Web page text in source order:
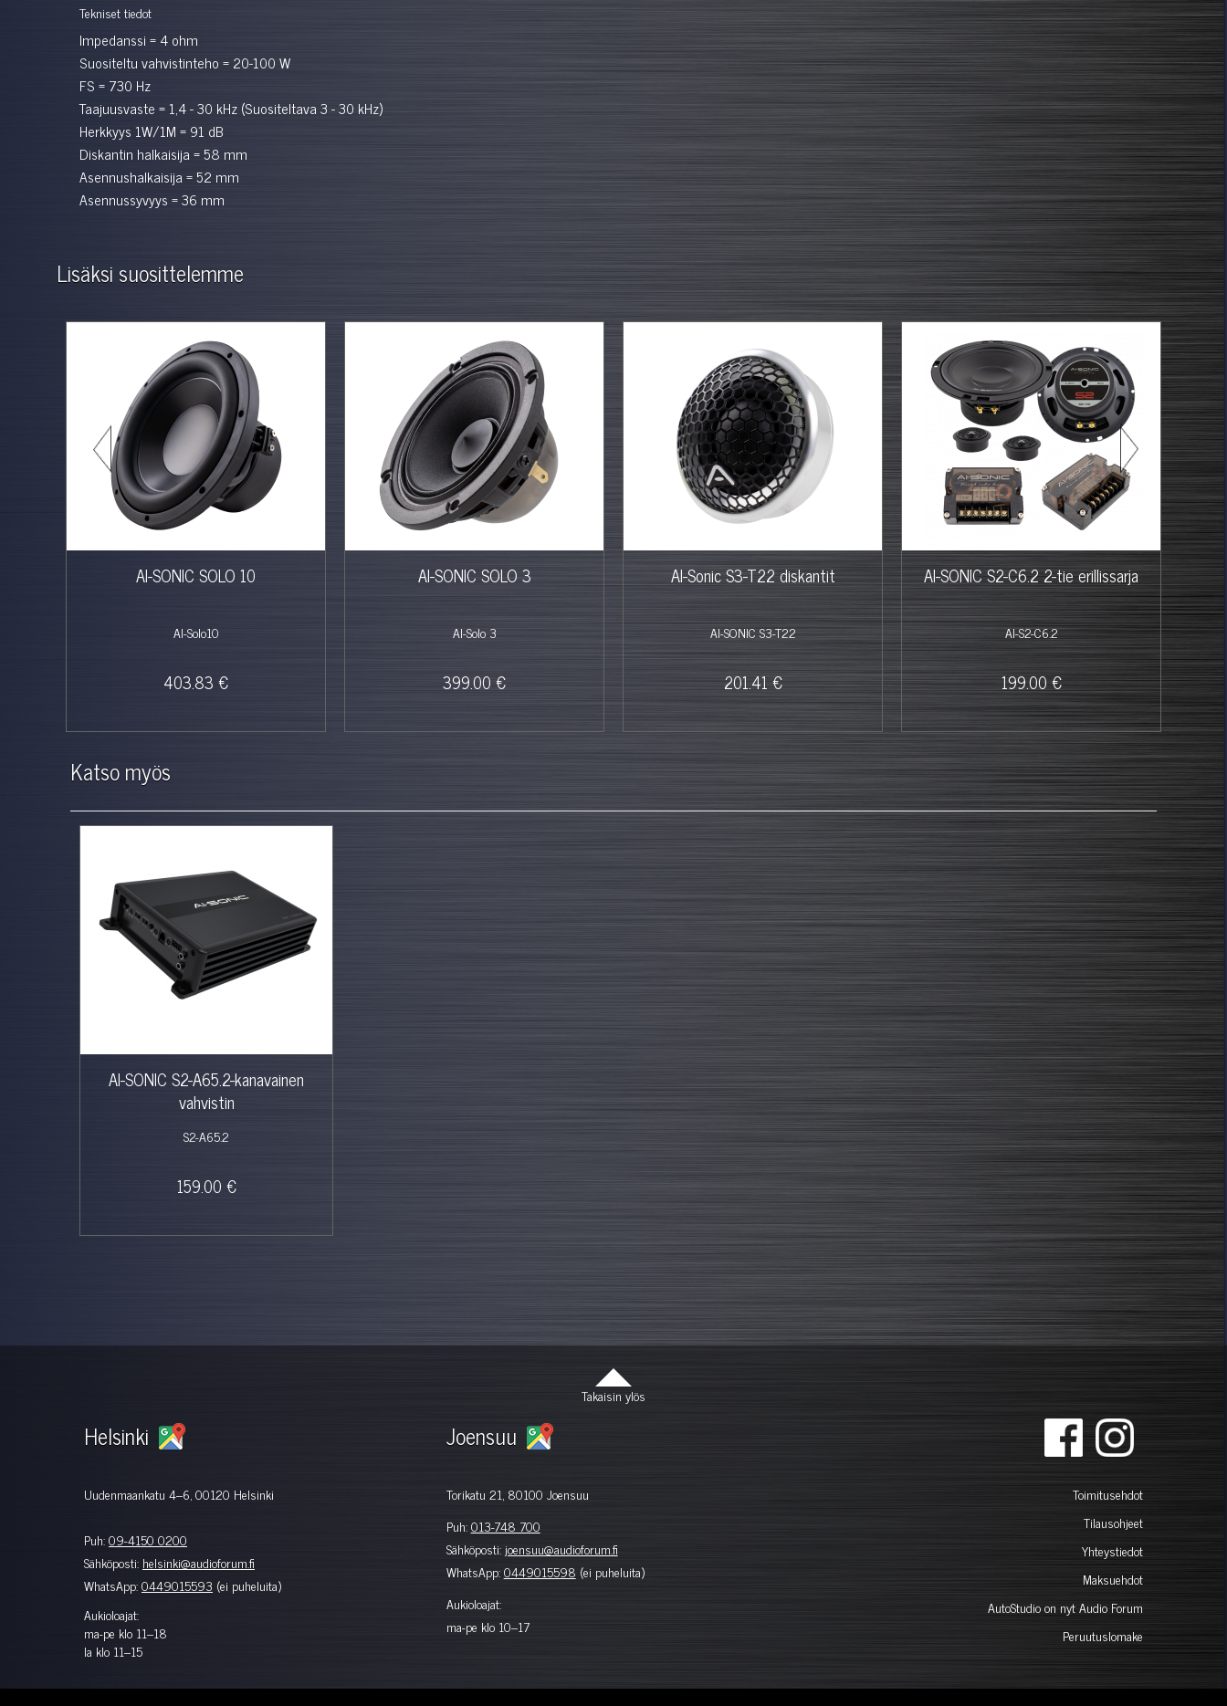
Tekniset tiedot
Impedanssi= 4 ohm
Suositeltu vahvistinteho= 20-100 W
FS = 730 Hz
Taajuusvaste= 1,4 - 30 kHz (Suositeltava 3 - 30 kHz)
Herkkyys 1W/1M = 91 dB
Diskantin halkaisija= 58 mm
Asennushalkaisija = 52 mm
Asennussyvyys = 36 mm
Lisäksi suosittelemme
AI-SONIC SOLO 10
AI-Solo10
403.83 €
AI-SONIC SOLO 3
AI-Solo 3
399.00 €
AI-Sonic S3-T22 diskantit
AI-SONIC S3-T22
201.41 €
AI-SONIC S2-C6.2 2-tie erillissarja
AI-S2-C6.2
199.00 €
AI-
Katso myös
AI-SONIC S2-A65.2-kanavainen
vahvistin
S2-A65.2
159.00 €
Takaisin ylös
Helsinki
Uudenmaankatu 4–6, 00120 Helsinki
Puh:09-4150 0200
Sähköposti: helsinki@audioforum.fi
WhatsApp:0449015593 (ei puheluita)
Aukioloajat:
ma-pe klo 11–18
la klo 11–15
Joensuu
Torikatu 21, 80100 Joensuu
Puh:013-748 700
Sähköposti: joensuu@audioforum.fi
WhatsApp:0449015598 (ei puheluita)
Aukioloajat:
ma-pe klo 10–17
Toimitusehdot
Tilausohjeet
Yhteystiedot
Maksuehdot
AutoStudio on nyt Audio Forum
Peruutuslomake